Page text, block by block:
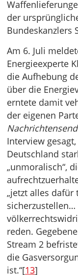
der
Bundeskanzlers
Am 6. Juli
Energieexperte
die Aufhebung
über die
erntete damit
der eigenen
Interview
Deutschland
„unmoralisch“,
„jetzt alles dafür
sicherzustellen…
reden.
Stream 2
die
ist.“[13]